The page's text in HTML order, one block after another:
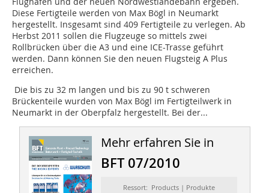
Diese Fertigteile werden von Max Bögl in Neumarkt
hergestellt. Insgesamt sind 409 Fertigteile zu verlegen. Ab
Herbst 2011 sollen die Flugzeuge so mittels zwei
Rollbrücken über die A3 und eine ICE-Trasse geführt
werden. Dann können Sie den neuen Flugsteig A Plus
erreichen.
Die bis zu 32 m langen und bis zu 90 t schweren
Brückenteile wurden von Max Bögl im Fertigteilwerk in
Neumarkt in der Oberpfalz hergestellt. Bei der...
Mehr erfahren Sie in
BFT 07/2010
Ressort: Products | Produkte